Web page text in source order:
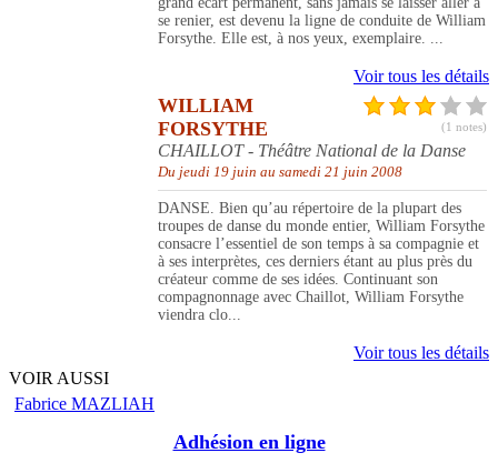
se renier, est devenu la ligne de conduite de William
Forsythe. Elle est, à nos yeux, exemplaire. ...
Voir tous les détails
(1 notes)
WILLIAM
FORSYTHE
CHAILLOT - Théâtre National de la Danse
Du jeudi 19 juin au samedi 21 juin 2008
DANSE. Bien qu’au répertoire de la plupart des
troupes de danse du monde entier, William Forsythe
consacre l’essentiel de son temps à sa compagnie et
à ses interprètes, ces derniers étant au plus près du
créateur comme de ses idées. Continuant son
compagnonnage avec Chaillot, William Forsythe
viendra clo...
Voir tous les détails
VOIR AUSSI
Fabrice MAZLIAH
Adhésion en ligne